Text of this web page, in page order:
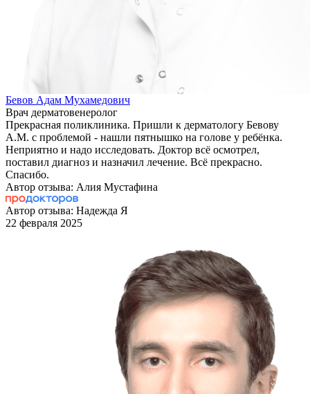
Бевов Адам Мухамедович
Врач дерматовенеролог
Прекрасная поликлиника. Пришли к дерматологу Бевову
А.М. с проблемой - нашли пятнышко на голове у ребёнка.
Неприятно и надо исследовать. Доктор всё осмотрел,
поставил диагноз и назначил лечение. Всё прекрасно.
Спасибо.
Автор отзыва: Алия Мустафина
Автор отзыва: Надежда Я
22 февраля 2025